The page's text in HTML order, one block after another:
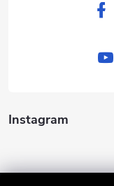
Instagram